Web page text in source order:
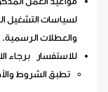
لسياسات التشغيل
والعطلات الرسمية.
للاستفسار برجاء
تطبق الشروط